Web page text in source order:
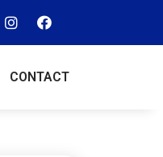
CONTACT